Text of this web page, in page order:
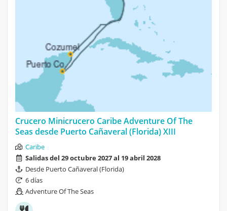
Crucero Minicrucero Caribe Adventure Of The
Seas desde Puerto Cañaveral (Florida) XIII
Caribe
Salidas del 29 octubre 2027 al 19 abril 2028
Desde Puerto Cañaveral (Florida)
6 días
Adventure Of The Seas